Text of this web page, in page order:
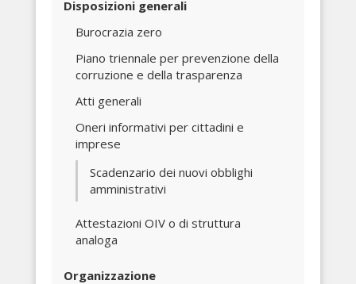
Disposizioni generali
Burocrazia zero
Piano triennale per prevenzione della
corruzione e della trasparenza
Atti generali
Oneri informativi per cittadini e
imprese
Scadenzario dei nuovi obblighi
amministrativi
Attestazioni OIV o di struttura
analoga
Organizzazione